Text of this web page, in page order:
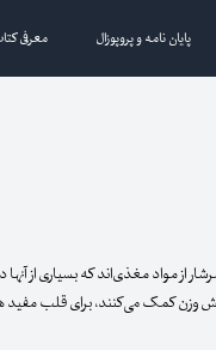
پایان نامه و پروپوزال معرفی
از مواد مغذی‌اند که بسیاری از آنها
وزن کمک می‌کنند، برای قلب